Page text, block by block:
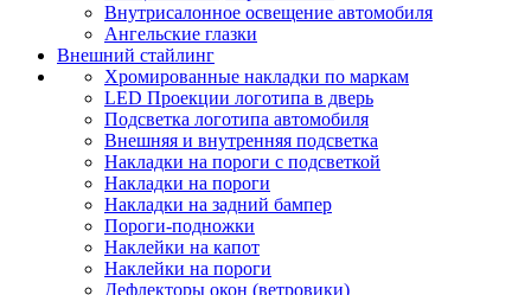
Внутрисалонное освещение автомобиля
Ангельские глазки
Внешний стайлинг
Хромированные накладки по маркам
LED Проекции логотипа в дверь
Подсветка логотипа автомобиля
Внешняя и внутренняя подсветка
Накладки на пороги с подсветкой
Накладки на пороги
Накладки на задний бампер
Пороги-подножки
Наклейки на капот
Наклейки на пороги
Дефлекторы окон (ветровики)